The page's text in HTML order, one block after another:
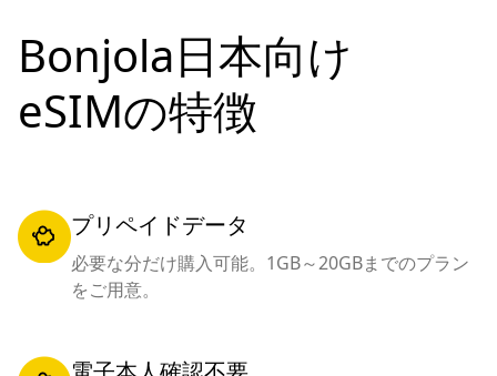
Bonjola日本向け
eSIMの特徴
プリペイドデータ
必要な分だけ購入可能。1GB～20GBまでのプラン
をご用意。